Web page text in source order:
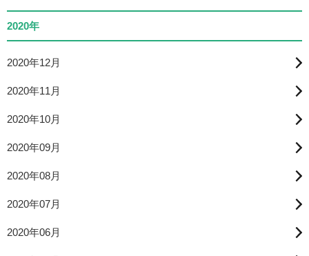
2020年
2020年12月
2020年11月
2020年10月
2020年09月
2020年08月
2020年07月
2020年06月